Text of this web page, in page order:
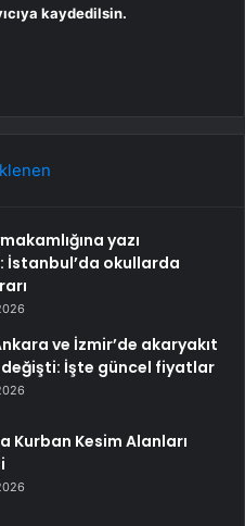
kaydedilsin.
yazı
İstanbul’da okullarda
ve İzmir’de akaryakıt
İşte güncel fiyatlar
Kurban Kesim Alanları